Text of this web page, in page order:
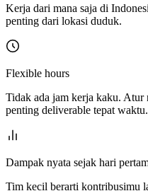
Kerja dari mana saja di
penting dari lokasi duduk.
Flexible hours
Tidak ada jam kerja kaku.
penting deliverable tepat waktu.
Dampak nyata sejak hari
Tim kecil berarti kontribusimu